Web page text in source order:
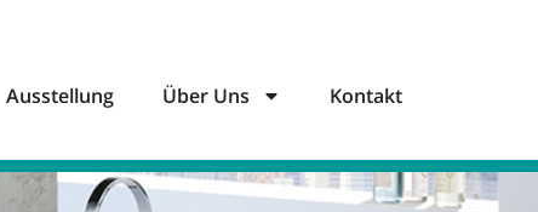
Ausstellung Über Uns Kontakt